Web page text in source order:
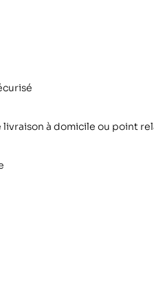
livraison à domicile ou point